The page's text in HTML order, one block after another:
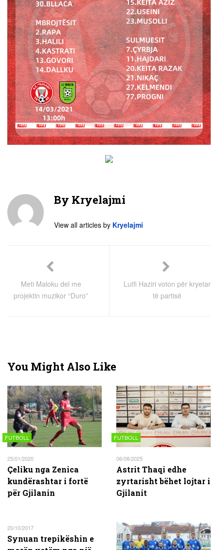
By Kryelajmi
View all articles by Kryelajmi
Meti Maloku del me
projektin muzikor “Duro”
Lutfi Haziri voton për kryetar
të partisë
You Might Also Like
FUTBOLL
25/01/2020
Çeliku nga Zenica
kundërashtar i fortë
për Gjilanin
FUTBOLL
06/08/2025
Astrit Thaqi edhe
zyrtarisht bëhet lojtar i
Gjilanit
20/10/2017
Synuan trepikëshin e